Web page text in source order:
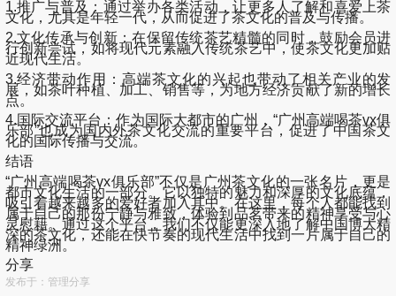
1.推广与普及：通过举办各类活动，让更多人了解和喜爱上茶
文化，尤其是年轻一代，从而促进了茶文化的普及与传播。
2.文化传承与创新：在保留传统茶艺精髓的同时，鼓励会员进
行创新尝试，如将现代元素融入传统茶艺中，使茶文化更加贴
近现代生活。
3.经济带动作用：高端茶文化的兴起也带动了相关产业的发
展，如茶叶种植、加工、销售等，为地方经济贡献了新的增长
点。
4.国际交流平台：作为国际大都市的广州，“广州高端喝茶vx俱
乐部”也成为国内外茶文化交流的重要平台，促进了中国茶文
化的国际传播与交流。
结语
“广州高端喝茶vx俱乐部”不仅是广州茶文化的一张名片，更是
都市文化生活的一部分。它以独特的魅力和深厚的文化底蕴，
吸引着越来越多的爱好者加入其中。在这里，每个人都能找到
属于自己的那份宁静与雅致，体验到品茗带来的精神享受与心
灵慰藉。通过这个平台，我们不仅能更深入地了解中国博大精
深的茶文化，还能在快节奏的现代生活中找到一片属于自己的
精神绿洲。
分享
发布于：管理分享